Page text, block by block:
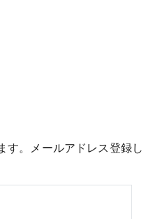
す。メールアドレス登録し